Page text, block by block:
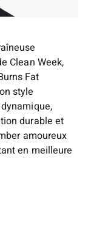
Clean Week,
Fat
style
durable et
amoureux
en meilleure